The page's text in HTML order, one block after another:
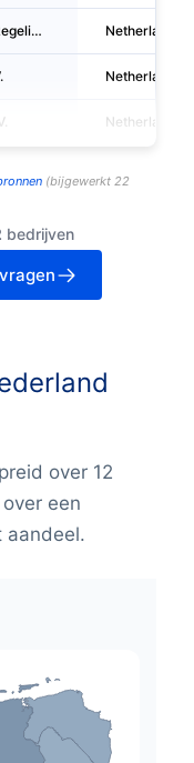
Gemeenschappelijke Regeling Westrom Netherlands
Netherlands
Netherlands
(bijgewerkt 22
bedrijven
over 12
een
aandeel.